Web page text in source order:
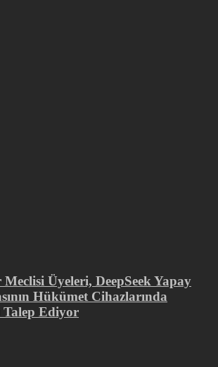
Üyeleri, DeepSeek Yapay
Hükümet Cihazlarında
Talep Ediyor